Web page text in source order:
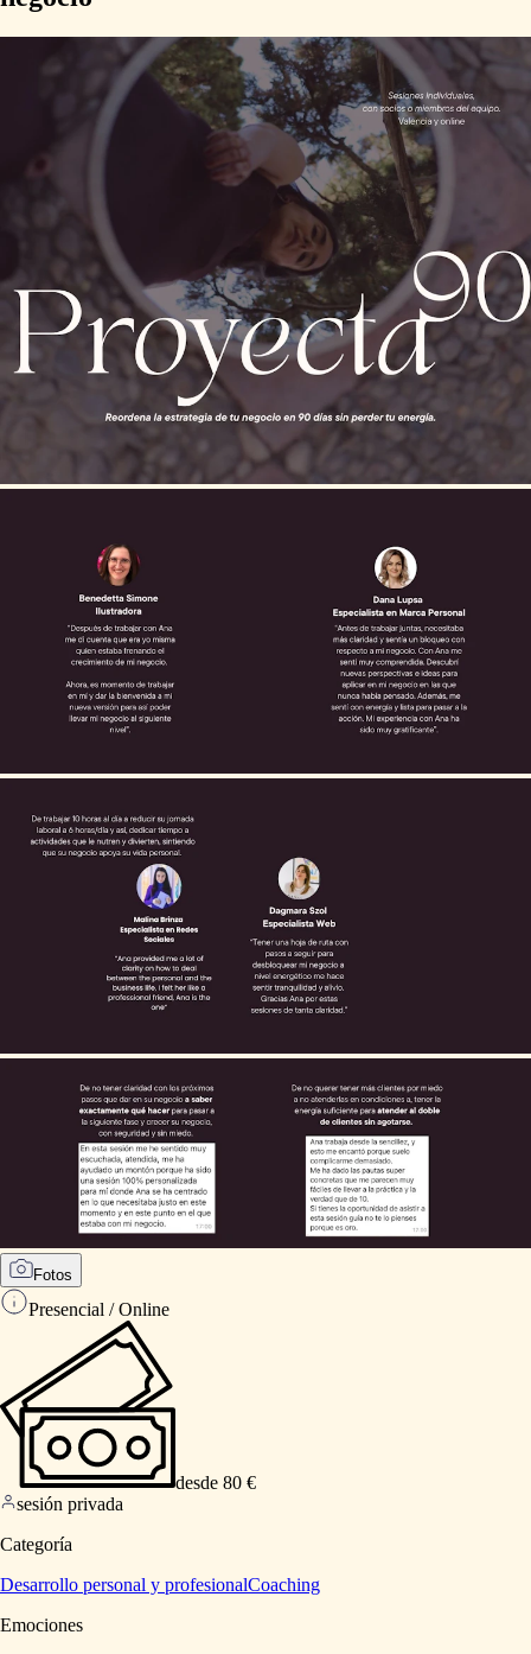
Fotos
Presencial / Online
desde 80 €
sesión privada
Categoría
Desarrollo personal y profesionalCoaching
Emociones